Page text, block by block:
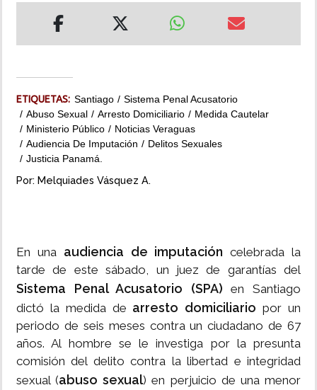
ETIQUETAS: Santiago
Sistema Penal Acusatorio
Abuso Sexual
Arresto Domiciliario
Medida Cautelar
Ministerio Público
Noticias Veraguas
Audiencia De Imputación
Delitos Sexuales
Justicia Panamá.
Por: Melquiades Vásquez A.
En una audiencia de imputación celebrada la
tarde de este sábado, un juez de garantías del
Sistema Penal Acusatorio (SPA) en Santiago
dictó la medida de arresto domiciliario por un
periodo de seis meses contra un ciudadano de 67
años. Al hombre se le investiga por la presunta
comisión del delito contra la libertad e integridad
sexual (abuso sexual) en perjuicio de una menor